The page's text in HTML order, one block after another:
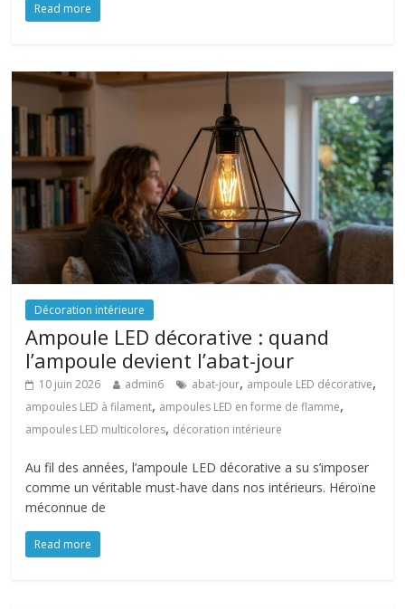
Read more
Décoration intérieure
Ampoule LED décorative : quand
l’ampoule devient l’abat-jour
10 juin 2026 admin6 abat-jour, ampoule LED décorative,
ampoules LED à filament, ampoules LED en forme de flamme,
ampoules LED multicolores, décoration intérieure
Au fil des années, l’ampoule LED décorative a su s’imposer
comme un véritable must-have dans nos intérieurs. Héroïne
méconnue de
Read more